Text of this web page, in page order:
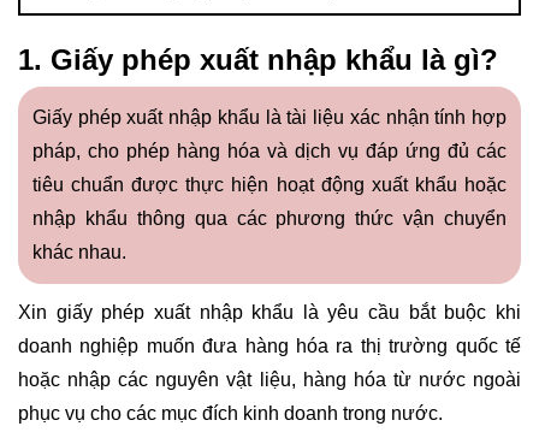
1. Giấy phép xuất nhập khẩu là gì?
Giấy phép xuất nhập khẩu là tài liệu xác nhận tính hợp
pháp, cho phép hàng hóa và dịch vụ đáp ứng đủ các
tiêu chuẩn được thực hiện hoạt động xuất khẩu hoặc
nhập khẩu thông qua các phương thức vận chuyển
khác nhau.
Xin giấy phép xuất nhập khẩu là yêu cầu bắt buộc khi
doanh nghiệp muốn đưa hàng hóa ra thị trường quốc tế
hoặc nhập các nguyên vật liệu, hàng hóa từ nước ngoài
phục vụ cho các mục đích kinh doanh trong nước.